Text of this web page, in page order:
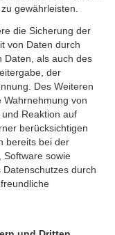
gewährleisten.
die Sicherung der
von Daten durch
Daten, als auch des
der
Des Weiteren
Wahrnehmung von
Reaktion auf
berücksichtigen
bereits bei der
Software sowie
durch